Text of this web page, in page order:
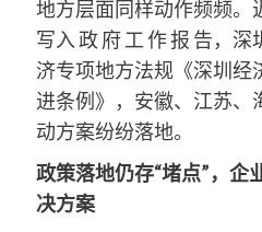
地方层面同样动作频频。
写入 政 府 工 作 报 告，
济专项地方法规《深圳经
进条例》，安徽、江苏、
动方案纷纷落地。
政策落地仍存“堵点”，企
决方案